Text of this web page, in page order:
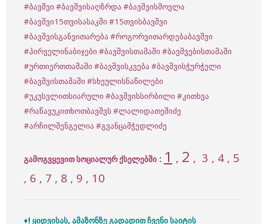
#ბავშვი #ბავშვისაღზრდა #ბავშვისმოვლა
#ბავშვი15თვისასაკში #15თვისბავშვი
#ბავშვისგანვითარება #როგორვითარდებაბავშვი
#პირველინაბიჯები #ბავშვისთამაში #ბავშვებისთამაში
#ურთიერთთამაში #ბავშვისკვება #ბავშვისჭურჭელი
#ბავშვისთამაში #სხეულისნაწილები
#უკუსვლითსიარული #ბავშვისსირბილი #კითხვა
#რაწავუკითხოთბავშვს #ლალიდათეშიძე
#არჩილშენგელია #გვანცამჭედლიძე
გამოგვყევით სოციალურ ქსელებში : 1 , 2 , 3 , 4 , 5
, 6 , 7 , 8 , 9 , 10
♦! ყიდვისას, ამაზონზე გადადით ჩვენი საიტის